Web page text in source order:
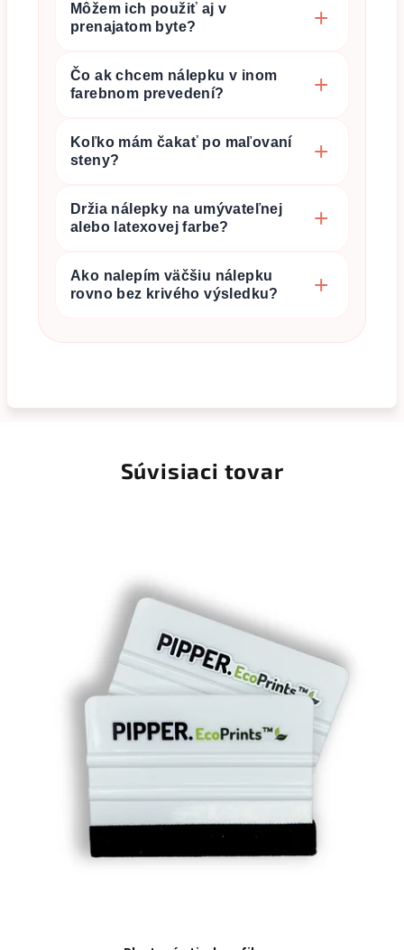
Môžem ich použiť aj v
prenajatom byte?
Čo ak chcem nálepku v inom
farebnom prevedení?
Koľko mám čakať po maľovaní
steny?
Držia nálepky na umývateľnej
alebo latexovej farbe?
Ako nalepím väčšiu nálepku
rovno bez krivého výsledku?
Súvisiaci tovar